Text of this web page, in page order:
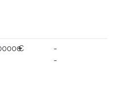
€
-
-